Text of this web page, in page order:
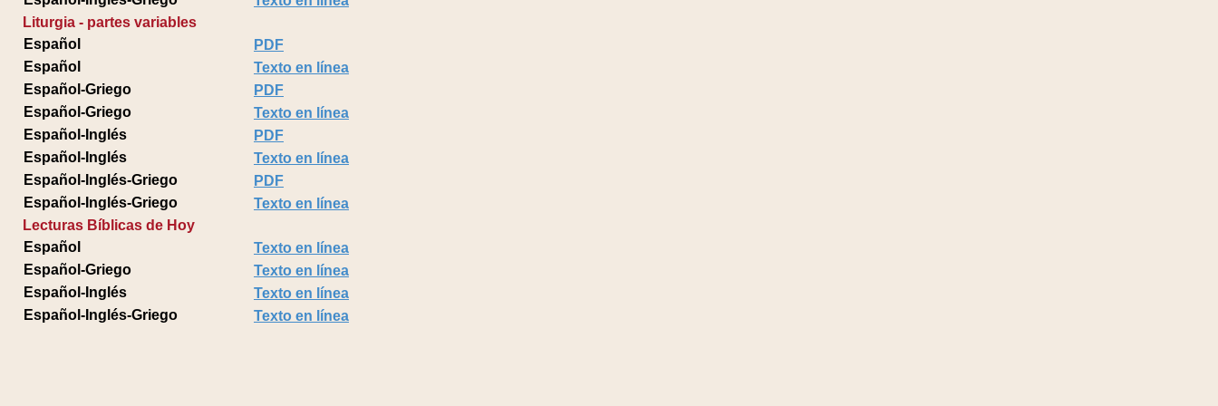
Liturgia - partes variables
Español
PDF
Español
Texto en línea
Español-Griego
PDF
Español-Griego
Texto en línea
Español-Inglés
PDF
Español-Inglés
Texto en línea
Español-Inglés-Griego
PDF
Español-Inglés-Griego
Texto en línea
Lecturas Bíblicas de Hoy
Español
Texto en línea
Español-Griego
Texto en línea
Español-Inglés
Texto en línea
Español-Inglés-Griego
Texto en línea